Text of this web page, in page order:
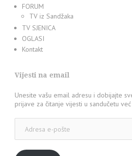
FORUM
TV iz Sandžaka
TV SJENICA
OGLASI
Kontakt
Vijesti na email
Unesite vašu email adresu i dobijajte
prijave za čitanje vijesti u sandučetu
pošte